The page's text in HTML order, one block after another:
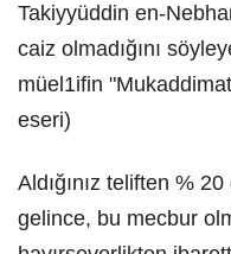
Takiyyüddin en-
caiz olmadığını
müel1ifin
eseri)
Aldığınız teliften %
gelince, bu mecbur